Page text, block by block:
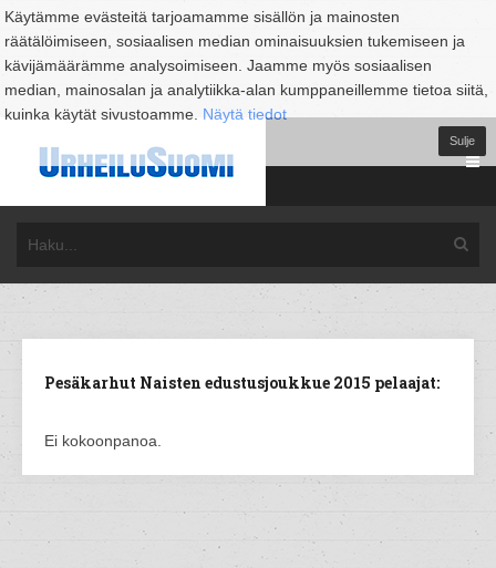
Käytämme evästeitä tarjoamamme sisällön ja mainosten
räätälöimiseen, sosiaalisen median ominaisuuksien tukemiseen ja
kävijämäärämme analysoimiseen. Jaamme myös sosiaalisen
median, mainosalan ja analytiikka-alan kumppaneillemme tietoa siitä,
kuinka käytät sivustoamme. Näytä tiedot
Sulje
Pesäkarhut Naisten edustusjoukkue 2015 pelaajat:
Ei kokoonpanoa.